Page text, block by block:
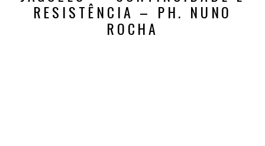
RESISTÊNCIA – PH. NUNO
ROCHA